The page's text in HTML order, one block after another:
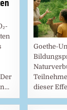
Goethe-
dieser